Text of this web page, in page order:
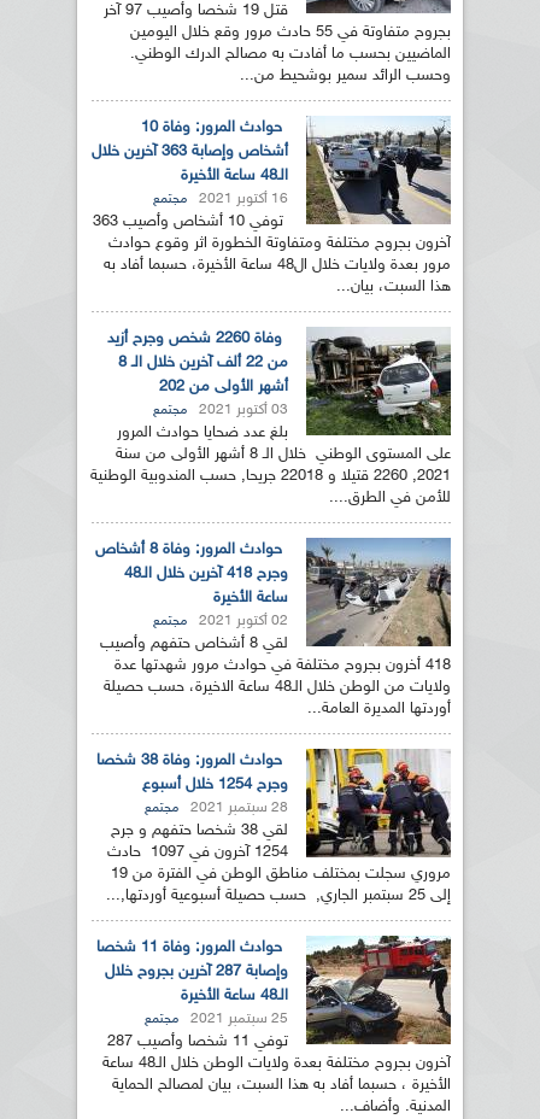
قتل 19 شخصا وأصيب 97 آخر
بجروح متفاوتة في 55 حادث مرور وقع خلال اليومين
الماضيين بحسب ما أفادت به مصالح الدرك الوطني.
وحسب الرائد سمير بوشحيط من...
حوادث المرور: وفاة 10
أشخاص وإصابة 363 آخرين خلال
الـ48 ساعة الأخيرة
16 أكتوبر 2021 مجتمع
توفي 10 أشخاص وأصيب 363
آخرون بجروح مختلفة ومتفاوتة الخطورة اثر وقوع حوادث
مرور بعدة ولايات خلال ال48 ساعة الأخيرة، حسبما أفاد به
هذا السبت، بيان...
وفاة 2260 شخص وجرح أزيد
من 22 ألف آخرين خلال الـ 8
أشهر الأولى من 202
03 أكتوبر 2021 مجتمع
بلغ عدد ضحايا حوادث المرور
على المستوى الوطني خلال الـ 8 أشهر الأولى من سنة
2021, 2260 قتيلا و 22018 جريحا, حسب المندوبية الوطنية
للأمن في الطرق....
حوادث المرور: وفاة 8 أشخاص
وجرح 418 آخرين خلال الـ48
ساعة الأخيرة
02 أكتوبر 2021 مجتمع
لقي 8 أشخاص حتفهم وأصيب
418 أخرون بجروح مختلفة في حوادث مرور شهدتها عدة
ولايات من الوطن خلال الـ48 ساعة الاخيرة، حسب حصيلة
أوردتها المديرة العامة...
حوادث المرور: وفاة 38 شخصا
وجرح 1254 خلال أسبوع
28 سبتمبر 2021 مجتمع
لقي 38 شخصا حتفهم و جرح
1254 آخرون في 1097 حادث
مروري سجلت بمختلف مناطق الوطن في الفترة من 19
إلى 25 سبتمبر الجاري, حسب حصيلة أسبوعية أوردتها,...
حوادث المرور: وفاة 11 شخصا
وإصابة 287 آخرين بجروح خلال
الـ48 ساعة الأخيرة
25 سبتمبر 2021 مجتمع
توفي 11 شخصا وأصيب 287
آخرون بجروح مختلفة بعدة ولايات الوطن خلال الـ48 ساعة
الأخيرة ، حسبما أفاد به هذا السبت، بيان لمصالح الحماية
المدنية. وأضاف...